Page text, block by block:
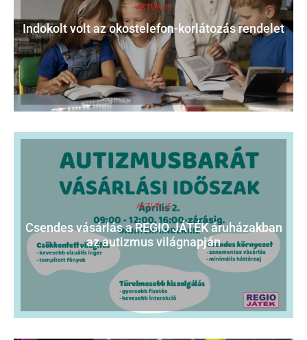
AKTUÁLIS
Indokolt volt az okostelefon-korlátozás rendelet
AKTUÁLIS
Csendes vásárlás a REGIO JÁTÉK áruházakban
az autizmus világnapján